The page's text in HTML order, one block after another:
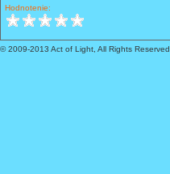
Hodnotenie:
© 2009-2013 Act of Light, All Rights Reserved.